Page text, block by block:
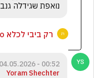
נואפת שגידלה גנב
רק ביבי לכלא jo
00:52 - 04.05.2026
Yoram Shechter